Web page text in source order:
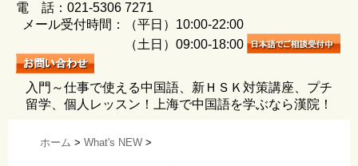
電 話：021-5306 7271
メール受付時間：（平日）10:00-22:00
（土日）09:00-18:00
入門～仕事で使える中国語、新ＨＳＫ対策講座、プチ
留学、個人レッスン！上海で中国語を学ぶなら漢院！
ホーム > What's NEW >